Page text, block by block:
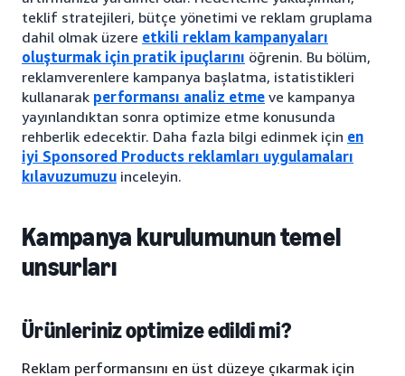
teklif stratejileri, bütçe yönetimi ve reklam gruplama
dahil olmak üzere etkili reklam kampanyaları
oluşturmak için pratik ipuçlarını öğrenin. Bu bölüm,
reklamverenlere kampanya başlatma, istatistikleri
kullanarak performansı analiz etme ve kampanya
yayınlandıktan sonra optimize etme konusunda
rehberlik edecektir. Daha fazla bilgi edinmek için en
iyi Sponsored Products reklamları uygulamaları
kılavuzumuzu inceleyin.
Kampanya kurulumunun temel
unsurları
Ürünleriniz optimize edildi mi?
Reklam performansını en üst düzeye çıkarmak için